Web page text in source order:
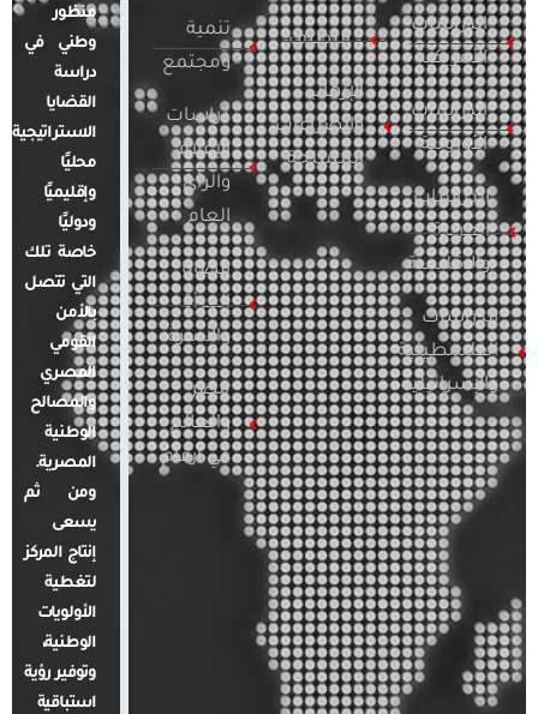
الدراسات
الأمريكية
الدراسات
الأوروبية
الدراسات
العربية
والإقليمية
الدراسات
الفلسطينية
والإسرائيلية
التطرف
الإرهاب
والصراعات
المسلحة
تنمية
ومجتمع
دراسات
الإعلام
والرأي
العام
قضايا
المرأة
والأسرة
مصر
والعالم
في أرقام
منظور
وطني في
دراسة
القضايا
الاستراتيجية
محليًا
وإقليميًا
ودوليًا
خاصة تلك
التي تتصل
بالأمن
القومي
المصري
والمصالح
الوطنية
المصرية.
ومن ثم
يسعى
إنتاج المركز
لتغطية
الأولويات
الوطنية،
وتوفير رؤية
استباقية